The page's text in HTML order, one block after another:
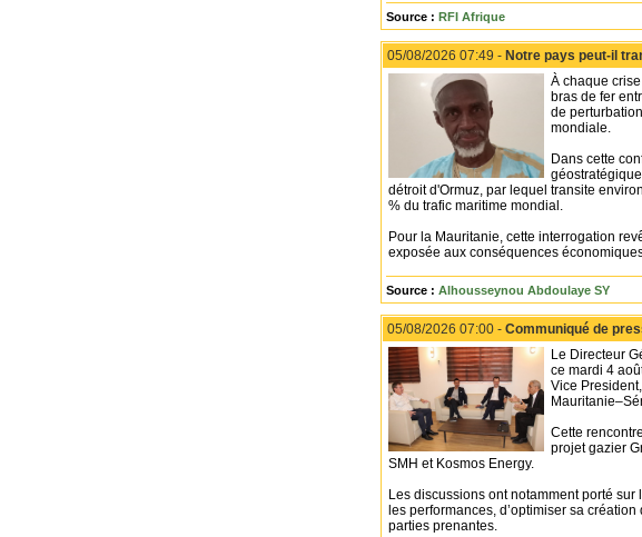
Source : RFI Afrique
05/08/2026 07:49 - Notre pays peut-il
À chaque
bras de fer
de
mondiale.
Dans cette
détroit d'Ormuz, par lequel transite
% du trafic maritime mondial.
Pour la Mauritanie, cette interrogation
exposée aux conséquences
Source : Alhousseynou Abdoulaye SY
05/08/2026 07:00 - Communiqué de
Le Directeur
ce mardi 4
Vice
Cette
projet gazier
SMH et Kosmos Energy.
Les discussions ont notamment porté
les performances, d’optimiser sa
parties prenantes.